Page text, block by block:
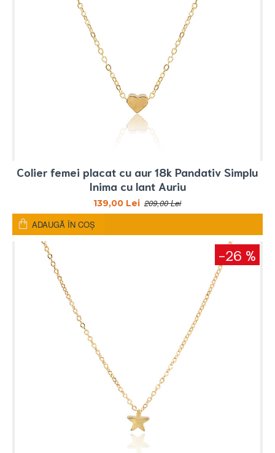
Colier femei placat cu aur 18k Pandativ Simplu
Inima cu lant Auriu
139,00 Lei 209,00 Lei
ADAUGĂ ÎN COŞ
-26 %